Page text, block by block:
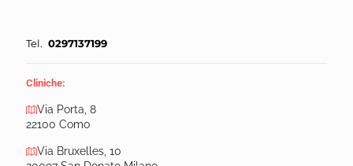
Tel. 0297137199
Cliniche:
Via Porta, 8
22100 Como
Via Bruxelles, 10